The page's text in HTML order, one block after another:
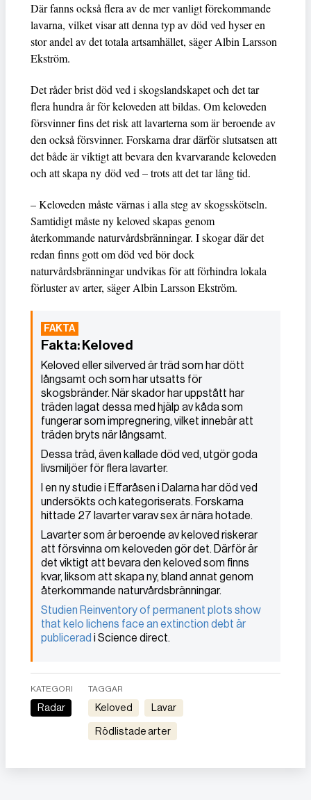
Där fanns också flera av de mer vanligt förekommande
lavarna, vilket visar att denna typ av död ved hyser en
stor andel av det totala artsamhället, säger Albin Larsson
Ekström.
Det råder brist död ved i skogslandskapet och det tar
flera hundra år för keloveden att bildas. Om keloveden
försvinner fins det risk att lavarterna som är beroende av
den också försvinner. Forskarna drar därför slutsatsen att
det både är viktigt att bevara den kvarvarande keloveden
och att skapa ny död ved – trots att det tar lång tid.
– Keloveden måste värnas i alla steg av skogsskötseln.
Samtidigt måste ny keloved skapas genom
återkommande naturvårdsbränningar. I skogar där det
redan finns gott om död ved bör dock
naturvårdsbränningar undvikas för att förhindra lokala
förluster av arter, säger Albin Larsson Ekström.
Fakta: Keloved
Keloved eller silverved är träd som har dött
långsamt och som har utsatts för
skogsbränder. När skador har uppstått har
träden lagat dessa med hjälp av kåda som
fungerar som impregnering, vilket innebär att
träden bryts när långsamt.
Dessa träd, även kallade död ved, utgör goda
livsmiljöer för flera lavarter.
I en ny studie i Effaråsen i Dalarna har död ved
undersökts och kategoriserats. Forskarna
hittade 27 lavarter varav sex är nära hotade.
Lavarter som är beroende av keloved riskerar
att försvinna om keloveden gör det. Därför är
det viktigt att bevara den keloved som finns
kvar, liksom att skapa ny, bland annat genom
återkommande naturvårdsbränningar.
Studien Reinventory of permanent plots show
that kelo lichens face an extinction debt är
publicerad i Science direct.
KATEGORI
Radar
TAGGAR
keloved lavar
Rödlistade arter